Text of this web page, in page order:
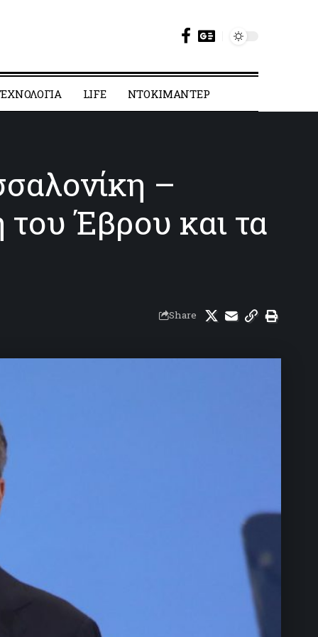
LIFE ΝΤΟΚΙΜΑΝΤΕΡ
–
Έβρου και τα
Share